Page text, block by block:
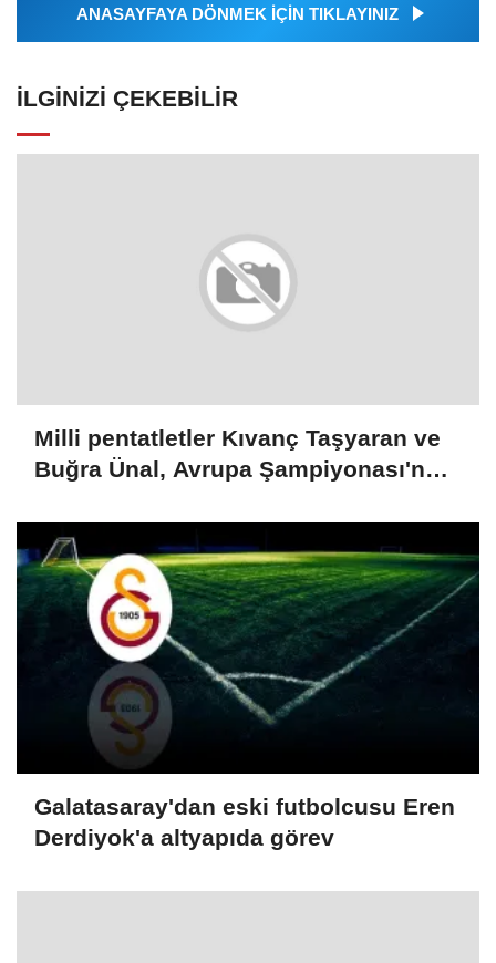
ANASAYFAYA DÖNMEK İÇİN TIKLAYINIZ
İLGINIZI ÇEKEBILIR
Milli pentatletler Kıvanç Taşyaran ve
Buğra Ünal, Avrupa Şampiyonası'nda
Galatasaray'dan eski futbolcusu Eren
Derdiyok'a altyapıda görev